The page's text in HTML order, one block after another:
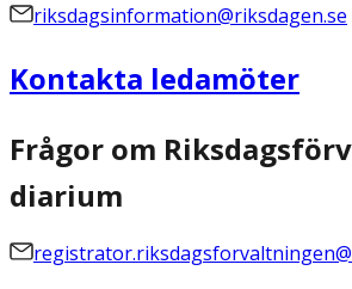
riksdagsinformation@riksdagen.se
Kontakta ledamöter
Frågor om
diarium